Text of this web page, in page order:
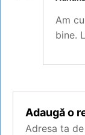
Am
bine.
Adaugă o
Adresa ta